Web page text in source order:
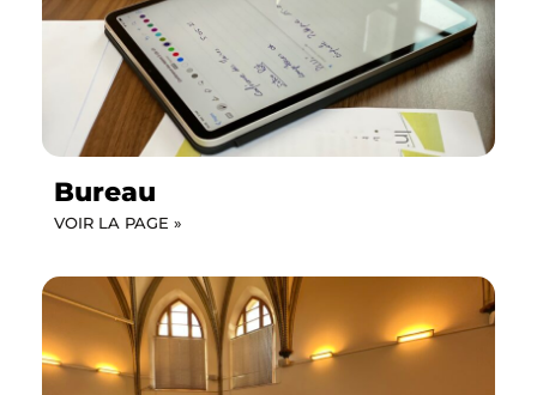
Bureau
VOIR LA PAGE »